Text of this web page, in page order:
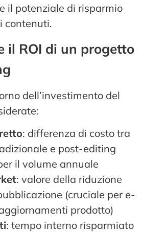
il potenziale di risparmio
contenuti.
il ROI di un progetto
dell’investimento del
: differenza di costo tra
e post-editing
il volume annuale
: valore della riduzione
(cruciale per e-
prodotto)
: tempo interno risparmiato